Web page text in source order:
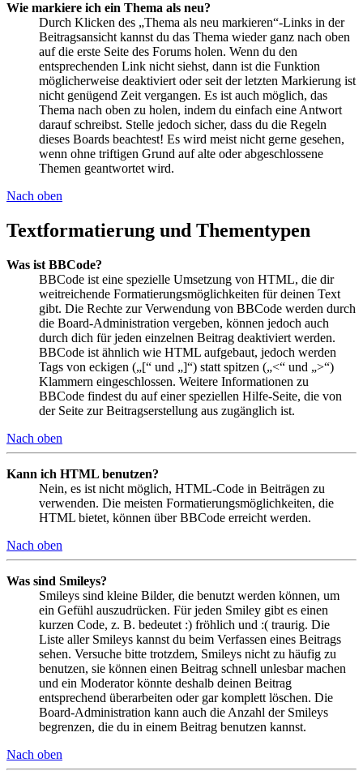
Wie markiere ich ein Thema als neu?
Durch Klicken des „Thema als neu markieren“-Links in der
Beitragsansicht kannst du das Thema wieder ganz nach oben
auf die erste Seite des Forums holen. Wenn du den
entsprechenden Link nicht siehst, dann ist die Funktion
möglicherweise deaktiviert oder seit der letzten Markierung ist
nicht genügend Zeit vergangen. Es ist auch möglich, das
Thema nach oben zu holen, indem du einfach eine Antwort
darauf schreibst. Stelle jedoch sicher, dass du die Regeln
dieses Boards beachtest! Es wird meist nicht gerne gesehen,
wenn ohne triftigen Grund auf alte oder abgeschlossene
Themen geantwortet wird.
Nach oben
Textformatierung und Thementypen
Was ist BBCode?
BBCode ist eine spezielle Umsetzung von HTML, die dir
weitreichende Formatierungsmöglichkeiten für deinen Text
gibt. Die Rechte zur Verwendung von BBCode werden durch
die Board-Administration vergeben, können jedoch auch
durch dich für jeden einzelnen Beitrag deaktiviert werden.
BBCode ist ähnlich wie HTML aufgebaut, jedoch werden
Tags von eckigen („[“ und „]“) statt spitzen („<“ und „>“)
Klammern eingeschlossen. Weitere Informationen zu
BBCode findest du auf einer speziellen Hilfe-Seite, die von
der Seite zur Beitragserstellung aus zugänglich ist.
Nach oben
Kann ich HTML benutzen?
Nein, es ist nicht möglich, HTML-Code in Beiträgen zu
verwenden. Die meisten Formatierungsmöglichkeiten, die
HTML bietet, können über BBCode erreicht werden.
Nach oben
Was sind Smileys?
Smileys sind kleine Bilder, die benutzt werden können, um
ein Gefühl auszudrücken. Für jeden Smiley gibt es einen
kurzen Code, z. B. bedeutet :) fröhlich und :( traurig. Die
Liste aller Smileys kannst du beim Verfassen eines Beitrags
sehen. Versuche bitte trotzdem, Smileys nicht zu häufig zu
benutzen, sie können einen Beitrag schnell unlesbar machen
und ein Moderator könnte deshalb deinen Beitrag
entsprechend überarbeiten oder gar komplett löschen. Die
Board-Administration kann auch die Anzahl der Smileys
begrenzen, die du in einem Beitrag benutzen kannst.
Nach oben